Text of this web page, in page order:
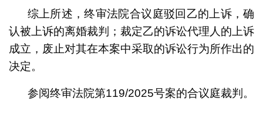
综上所述，终审法院合议庭驳回乙的上诉，确
认被上诉的离婚裁判；裁定乙的诉讼代理人的上诉
成立，废止对其在本案中采取的诉讼行为所作出的
决定。
参阅终审法院第119/2025号案的合议庭裁判。